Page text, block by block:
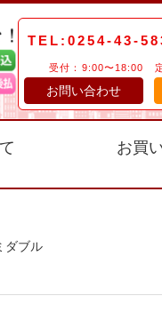
TEL:0254-43-
受付：9:00〜18:00
お問い合わせ
お買
ダブル